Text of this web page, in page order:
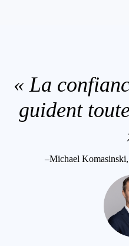
« La
guident
–Michael